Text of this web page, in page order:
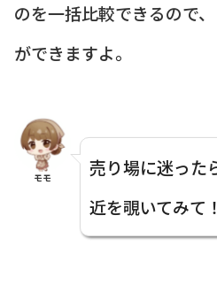
のを一括比較できるので
ができますよ。
モモ
売り場に迷った
近を覗いてみて！